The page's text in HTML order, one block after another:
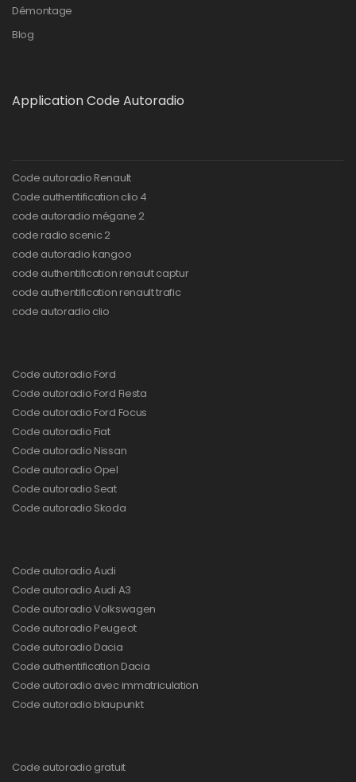
Démontage
Blog
Application Code Autoradio
Code autoradio Renault
Code authentification clio 4
code autoradio mégane 2
code radio scenic 2
code autoradio kangoo
code authentification renault captur
code authentification renault trafic
code autoradio clio
Code autoradio Ford
Code autoradio Ford Fiesta
Code autoradio Ford Focus
Code autoradio Fiat
Code autoradio Nissan
Code autoradio Opel
Code autoradio Seat
Code autoradio Skoda
Code autoradio Audi
Code autoradio Audi A3
Code autoradio Volkswagen
Code autoradio Peugeot
Code autoradio Dacia
Code authentification Dacia
Code autoradio avec immatriculation
Code autoradio blaupunkt
Code autoradio gratuit